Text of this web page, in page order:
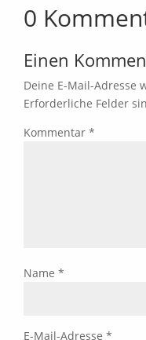
0
Einen
Deine E-Mail-Adresse
Erforderliche Felder
Kommentar *
Name *
E-Mail-Adresse *